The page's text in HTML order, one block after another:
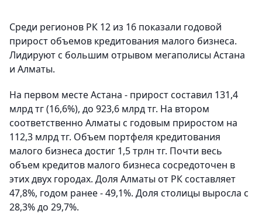
Среди регионов РК 12 из 16 показали годовой
прирост объемов кредитования малого бизнеса.
Лидируют с большим отрывом мегаполисы Астана
и Алматы.
На первом месте Астана - прирост составил 131,4
млрд тг (16,6%), до 923,6 млрд тг. На втором
соответственно Алматы с годовым приростом на
112,3 млрд тг. Объем портфеля кредитования
малого бизнеса достиг 1,5 трлн тг. Почти весь
объем кредитов малого бизнеса сосредоточен в
этих двух городах. Доля Алматы от РК составляет
47,8%, годом ранее - 49,1%. Доля столицы выросла с
28,3% до 29,7%.